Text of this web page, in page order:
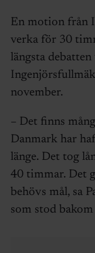
En motion från
verka för 30
längsta
november.
– Det finns
Danmark har
länge. Det tog
40 timmar. Det
behövs mål, sa
som stod